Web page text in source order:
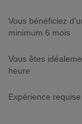
Vous bénéficiez
minimum 6 mois
Vous êtes
heure
Expérience requise